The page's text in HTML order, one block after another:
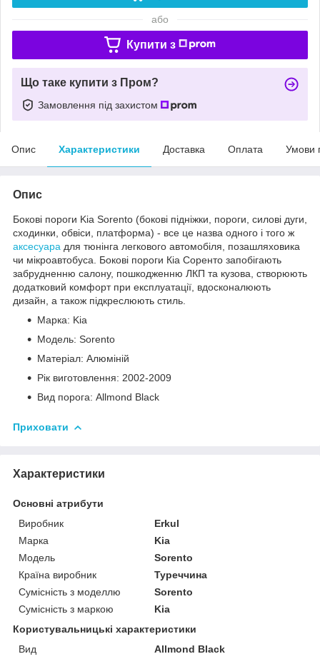
або
Купити з
Що таке купити з Пром?
Замовлення під захистом
Опис Характеристики Доставка Оплата Умови
Опис
Бокові пороги Kia Sorento (бокові підніжки, пороги, силові дуги,
сходинки, обвіси, платформа) - все це назва одного і того ж
аксесуара для тюнінга легкового автомобіля, позашляховика
чи мікроавтобуса. Бокові пороги Кіа Соренто запобігають
забрудненню салону, пошкодженню ЛКП та кузова, створюють
додатковий комфорт при експлуатації, вдосконалюють
дизайн, а також підкреслюють стиль.
Марка: Kia
Модель: Sorento
Матеріал: Алюміній
Рік виготовлення: 2002-2009
Вид порога: Allmond Black
Приховати
Характеристики
Основні атрибути
Виробник
Erkul
Марка
Kia
Модель
Sorento
Країна виробник
Туреччина
Сумісність з моделлю
Sorento
Сумісність з маркою
Kia
Користувальницькі характеристики
Вид
Allmond Black